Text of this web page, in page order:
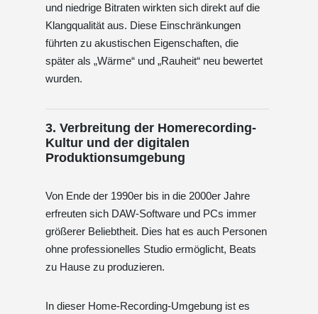
und niedrige Bitraten wirkten sich direkt auf die
Klangqualität aus. Diese Einschränkungen
führten zu akustischen Eigenschaften, die
später als „Wärme“ und „Rauheit“ neu bewertet
wurden.
3. Verbreitung der Homerecording-
Kultur und der digitalen
Produktionsumgebung
Von Ende der 1990er bis in die 2000er Jahre
erfreuten sich DAW-Software und PCs immer
größerer Beliebtheit. Dies hat es auch Personen
ohne professionelles Studio ermöglicht, Beats
zu Hause zu produzieren.
In dieser Home-Recording-Umgebung ist es